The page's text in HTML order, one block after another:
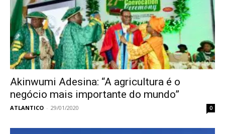
Akinwumi Adesina: “A agricultura é o
negócio mais importante do mundo”
ATLANTICO - 29/01/2020 0